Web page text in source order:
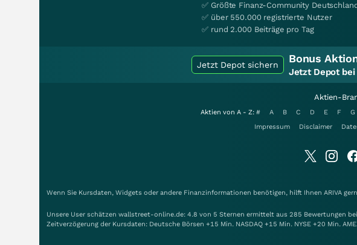
✅ Größte Finanz-Community
✅ über 550.000 registrierte Nutzer
✅ rund 2.000 Beiträge pro Tag
Jetzt Depot sichern Bonus
Jetzt Depot bei
Aktien-
Aktien von A - Z: # A B C D E F G
Impressum
Disclaimer
Wenn Sie Kursdaten, Widgets oder andere Finanzinformationen benötigen, hilft Ihnen ARIVA
Unsere User schätzen wallstreet-online.de: 4.8 von 5 Sternen ermittelt aus 285 Bewertungen
Zeitverzögerung der Kursdaten: Deutsche Börsen +15 Min. NASDAQ +15 Min. NYSE +20 Min.